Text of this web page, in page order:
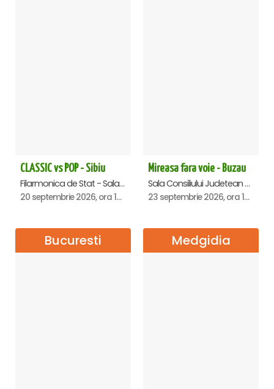
CLASSIC vs POP - Sibiu
Filarmonica de Stat - Sala Thalia, Sibiu
20 septembrie 2026, ora 19:00
Mireasa fara voie - Buzau
Sala Consiliului Judetean Buzau, Buzau
23 septembrie 2026, ora 19:29
Bucuresti Medgidia